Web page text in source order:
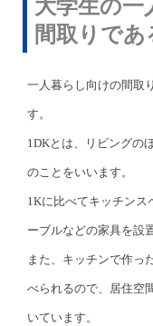
大学生の一
間取りであ
一人暮らし向けの間取
す。
1DKとは、リビングの
のことをいいます。
1Kに比べてキッチンス
ーブルなどの家具を設
また、キッチンで作っ
べられるので、居住空
いています。